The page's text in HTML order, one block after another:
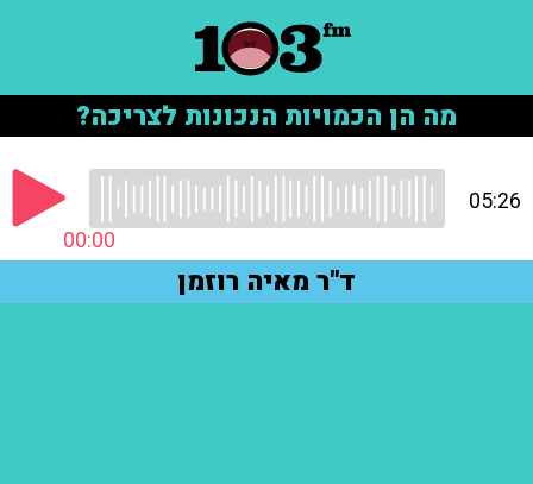
מה הן הכמויות הנכונות לצריכה?
00:00
05:26
ד"ר מאיה רוזמן